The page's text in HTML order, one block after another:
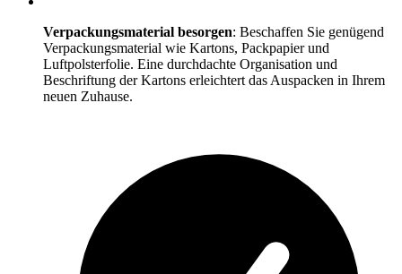
Verpackungsmaterial besorgen: Beschaffen Sie genügend
Verpackungsmaterial wie Kartons, Packpapier und
Luftpolsterfolie. Eine durchdachte Organisation und
Beschriftung der Kartons erleichtert das Auspacken in Ihrem
neuen Zuhause.